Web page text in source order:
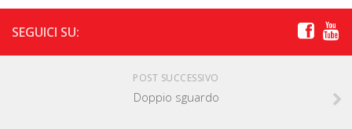
SEGUICI SU:
POST SUCCESSIVO
Doppio sguardo